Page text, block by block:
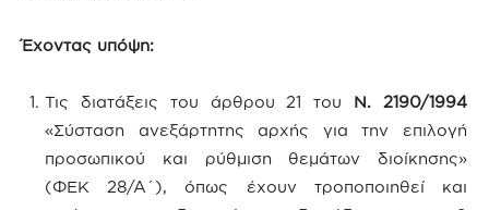
Έχοντας υπόψη:
Τις διατάξεις του άρθρου 21 του Ν. 2190/1994
«Σύσταση ανεξάρτητης αρχής για την επιλογή
προσωπικού και ρύθμιση θεμάτων διοίκησης»
(ΦΕΚ 28/Α΄), όπως έχουν τροποποιηθεί και